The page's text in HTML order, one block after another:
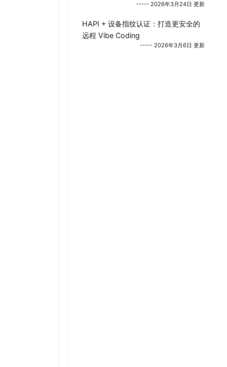
----- 2026年3月24日 更新
HAPI + 设备指纹认证：打造更安全的
远程 Vibe Coding
----- 2026年3月6日 更新